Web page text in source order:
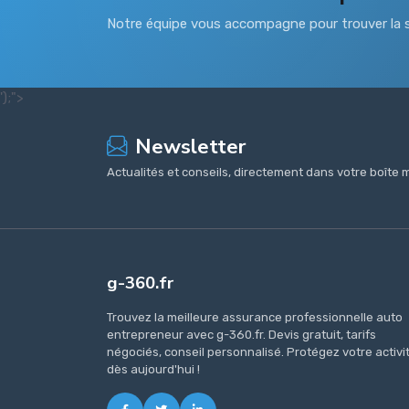
Notre équipe vous accompagne pour trouver
');">
Newsletter
Actualités et conseils, directement dans votre boîte
g-360.fr
Trouvez la meilleure assurance professionnelle auto
entrepreneur avec g-360.fr. Devis gratuit, tarifs
négociés, conseil personnalisé. Protégez votre
dès aujourd'hui !